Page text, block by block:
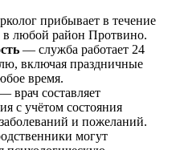
прибывает в течение
в любой район Протвино.
— служба работает 24
включая праздничные
время.
врач составляет
с учётом состояния
и пожеланий.
могут